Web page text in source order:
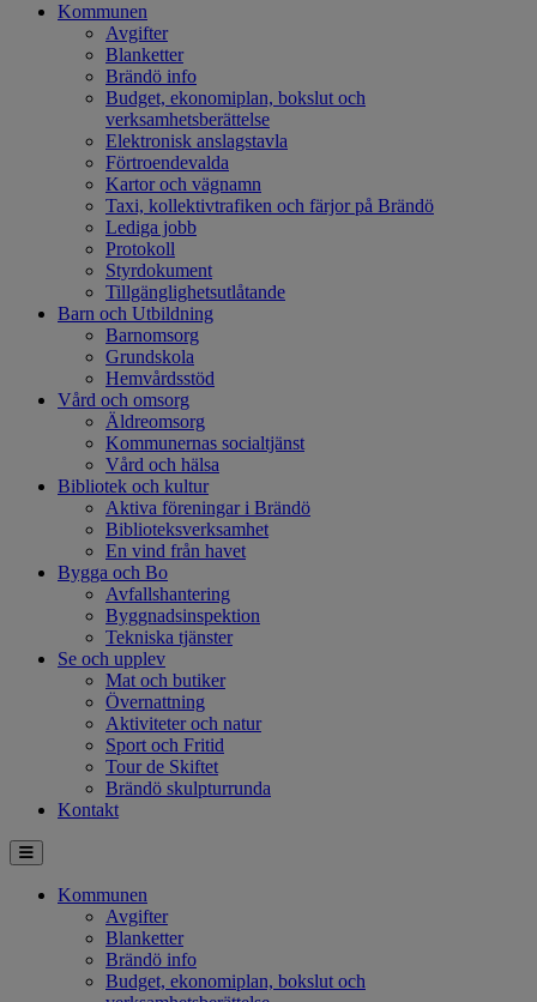
Kommunen
Avgifter
Blanketter
Brändö info
Budget, ekonomiplan, bokslut och
verksamhetsberättelse
Elektronisk anslagstavla
Förtroendevalda
Kartor och vägnamn
Taxi, kollektivtrafiken och färjor på Brändö
Lediga jobb
Protokoll
Styrdokument
Tillgänglighetsutlåtande
Barn och Utbildning
Barnomsorg
Grundskola
Hemvårdsstöd
Vård och omsorg
Äldreomsorg
Kommunernas socialtjänst
Vård och hälsa
Bibliotek och kultur
Aktiva föreningar i Brändö
Biblioteksverksamhet
En vind från havet
Bygga och Bo
Avfallshantering
Byggnadsinspektion
Tekniska tjänster
Se och upplev
Mat och butiker
Övernattning
Aktiviteter och natur
Sport och Fritid
Tour de Skiftet
Brändö skulpturrunda
Kontakt
Kommunen
Avgifter
Blanketter
Brändö info
Budget, ekonomiplan, bokslut och